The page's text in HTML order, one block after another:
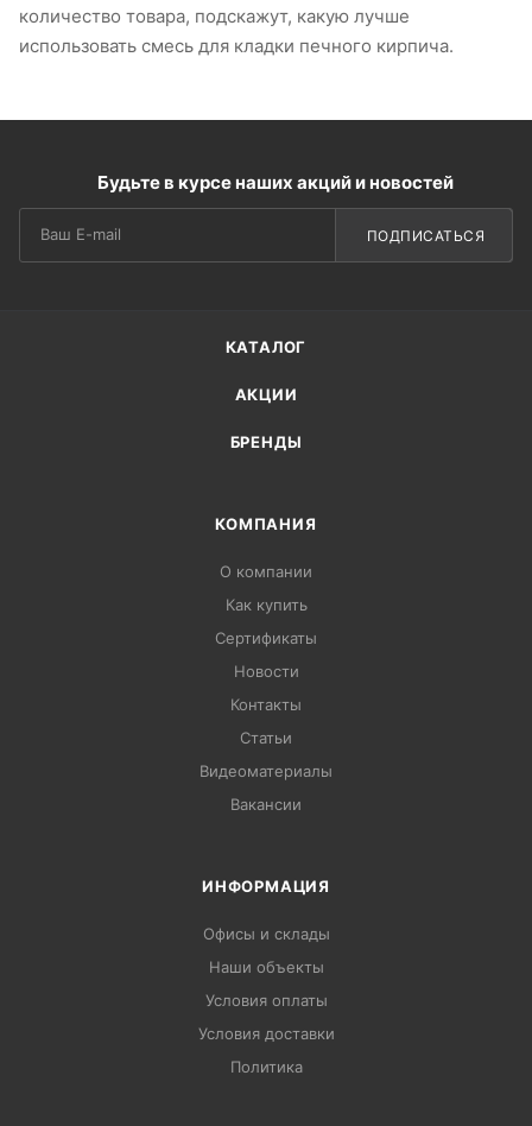
количество товара, подскажут, какую лучше
использовать смесь для кладки печного кирпича.
Будьте в курсе наших акций и новостей
ПОДПИСАТЬСЯ
КАТАЛОГ
АКЦИИ
БРЕНДЫ
КОМПАНИЯ
О компании
Как купить
Сертификаты
Новости
Контакты
Статьи
Видеоматериалы
Вакансии
ИНФОРМАЦИЯ
Офисы и склады
Наши объекты
Условия оплаты
Условия доставки
Политика